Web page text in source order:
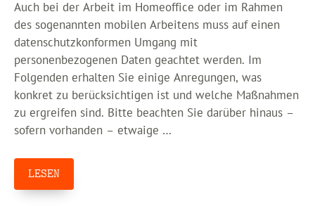
Auch bei der Arbeit im Homeoffice oder im Rahmen
des sogenannten mobilen Arbeitens muss auf einen
datenschutzkonformen Umgang mit
personenbezogenen Daten geachtet werden. Im
Folgenden erhalten Sie einige Anregungen, was
konkret zu berücksichtigen ist und welche Maßnahmen
zu ergreifen sind. Bitte beachten Sie darüber hinaus –
sofern vorhanden – etwaige …
LESEN